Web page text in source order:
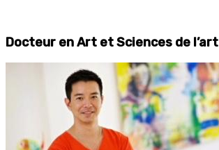
Docteur en Art et Sciences de l’art